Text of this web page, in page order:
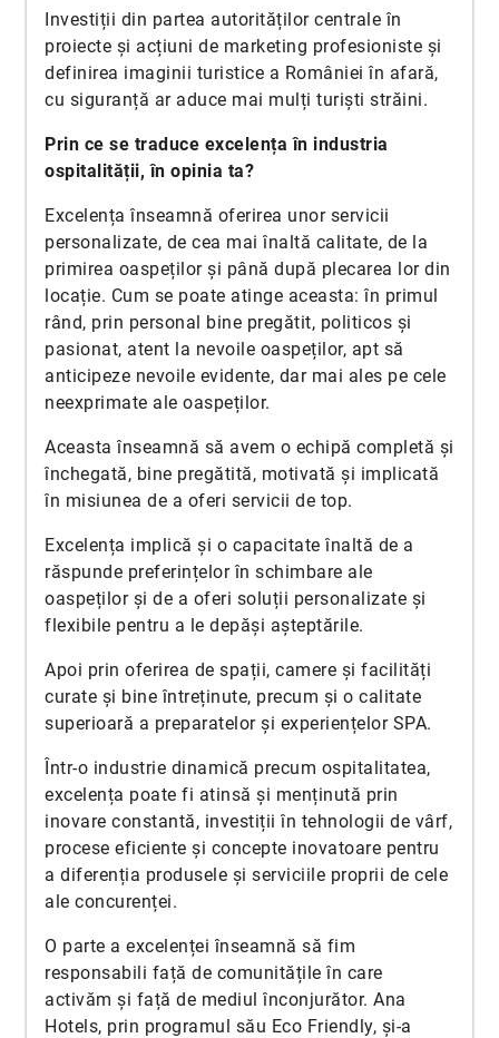
Investiții din partea autorităților centrale în
proiecte și acțiuni de marketing profesioniste și
definirea imaginii turistice a României în afară,
cu siguranță ar aduce mai mulți turiști străini.
Prin ce se traduce excelența în industria
ospitalității, în opinia ta?
Excelența înseamnă oferirea unor servicii
personalizate, de cea mai înaltă calitate, de la
primirea oaspeților și până după plecarea lor din
locație. Cum se poate atinge aceasta: în primul
rând, prin personal bine pregătit, politicos și
pasionat, atent la nevoile oaspeților, apt să
anticipeze nevoile evidente, dar mai ales pe cele
neexprimate ale oaspeților.
Aceasta înseamnă să avem o echipă completă și
închegată, bine pregătită, motivată și implicată
în misiunea de a oferi servicii de top.
Excelența implică și o capacitate înaltă de a
răspunde preferințelor în schimbare ale
oaspeților și de a oferi soluții personalizate și
flexibile pentru a le depăși așteptările.
Apoi prin oferirea de spații, camere și facilități
curate și bine întreținute, precum și o calitate
superioară a preparatelor și experiențelor SPA.
Într-o industrie dinamică precum ospitalitatea,
excelența poate fi atinsă și menținută prin
inovare constantă, investiții în tehnologii de vârf,
procese eficiente și concepte inovatoare pentru
a diferenția produsele și serviciile proprii de cele
ale concurenței.
O parte a excelenței înseamnă să fim
responsabili față de comunitățile în care
activăm și față de mediul înconjurător. Ana
Hotels, prin programul său Eco Friendly, și-a